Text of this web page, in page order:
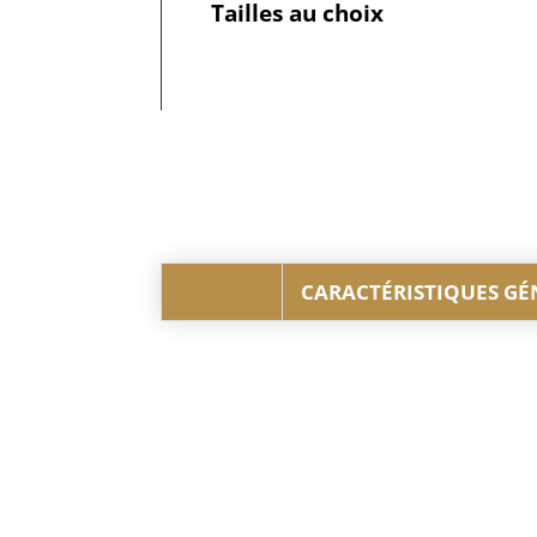
Tailles au choix
CARACTÉRISTIQUES